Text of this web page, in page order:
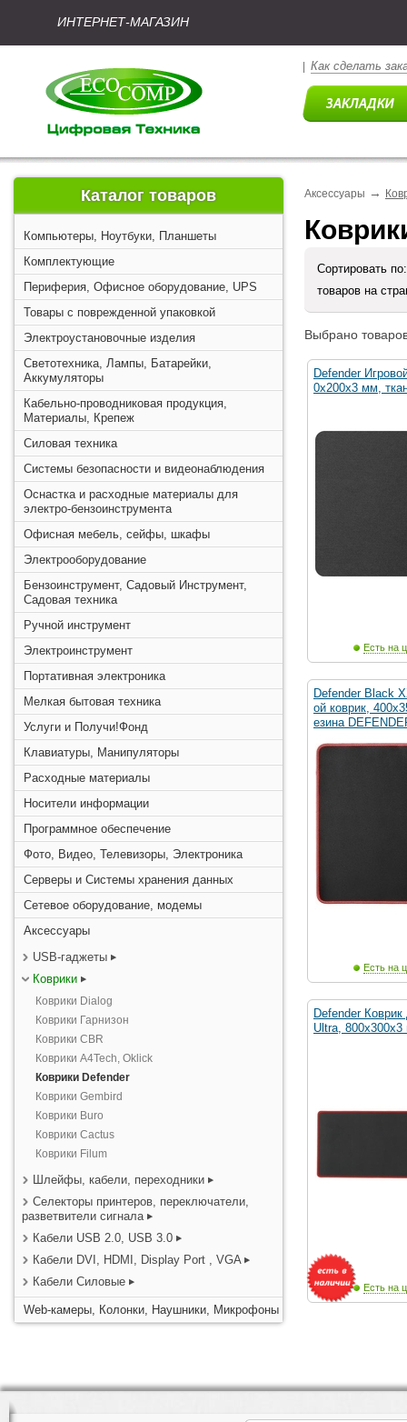
ИНТЕРНЕТ-МАГАЗИН
Как сделать
Каталог товаров
Компьютеры, Ноутбуки, Планшеты
Комплектующие
Периферия, Офисное оборудование, UPS
Товары с поврежденной упаковкой
Электроустановочные изделия
Светотехника, Лампы, Батарейки,
Аккумуляторы
Кабельно-проводниковая продукция,
Материалы, Крепеж
Силовая техника
Системы безопасности и видеонаблюдения
Оснастка и расходные материалы для
электро-бензоинструмента
Офисная мебель, сейфы, шкафы
Электрооборудование
Бензоинструмент, Садовый Инструмент,
Садовая техника
Ручной инструмент
Электроинструмент
Портативная электроника
Мелкая бытовая техника
Услуги и Получи!Фонд
Клавиатуры, Манипуляторы
Расходные материалы
Носители информации
Программное обеспечение
Фото, Видео, Телевизоры, Электроника
Серверы и Системы хранения данных
Сетевое оборудование, модемы
Аксессуары
USB-гаджеты
Коврики
Коврики Dialog
Коврики Гарнизон
Коврики CBR
Коврики A4Tech, Oklick
Коврики Defender
Коврики Gembird
Коврики Buro
Коврики Cactus
Коврики Filum
Шлейфы, кабели, переходники
Селекторы принтеров, переключатели,
разветвители сигнала
Кабели USB 2.0, USB 3.0
Кабели DVI, HDMI, Display Port , VGA
Кабели Силовые
Web-камеры, Колонки, Наушники, Микрофоны
Аксессуары →
Сортировать
товаров на
Выбрано
Defender
0x200x3 мм,
Есть на
Defender Black
ой коврик,
езина
Есть на
Defender
Ultra,
Есть на